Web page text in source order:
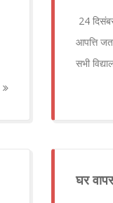
24
आपत्ति
सभी
घर